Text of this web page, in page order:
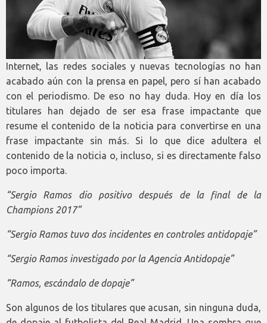
Internet, las redes sociales y nuevas tecnologías no han
acabado aún con la prensa en papel, pero sí han acabado
con el periodismo. De eso no hay duda. Hoy en día los
titulares han dejado de ser esa frase impactante que
resume el contenido de la noticia para convertirse en una
frase impactante sin más. Si lo que dice adultera el
contenido de la noticia o, incluso, si es directamente falso
poco importa.
“Sergio Ramos dio positivo después de la final de la
Champions 2017”
“Sergio Ramos tuvo dos incidentes en controles antidopaje”
“Sergio Ramos investigado por la Agencia Antidopaje”
“Ramos, escándalo de dopaje”
Son algunos de los titulares que acusan, sin ninguna duda,